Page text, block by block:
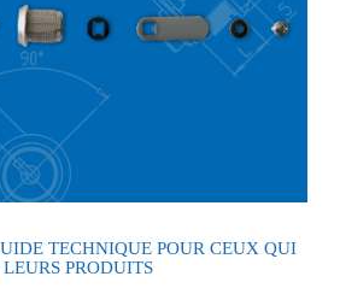
TECHNIQUE POUR CEUX QUI
PRODUITS